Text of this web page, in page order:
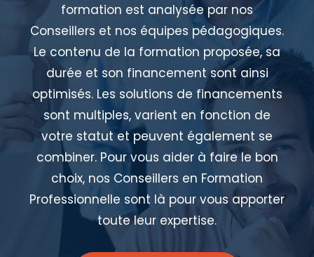
formation est analysée par nos
Conseillers et nos équipes pédagogiques.
Le contenu de la formation proposée, sa
durée et son financement sont ainsi
optimisés. Les solutions de financements
sont multiples, varient en fonction de
votre statut et peuvent également se
combiner. Pour vous aider à faire le bon
choix, nos Conseillers en Formation
Professionnelle sont là pour vous apporter
toute leur expertise.